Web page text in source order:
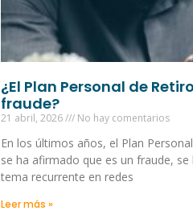
¿El Plan Personal de
fraude?
21 abril, 2026 No hay comentarios
En los últimos años, el Plan
se ha afirmado que es un fraude, se
tema recurrente en redes
Leer más »